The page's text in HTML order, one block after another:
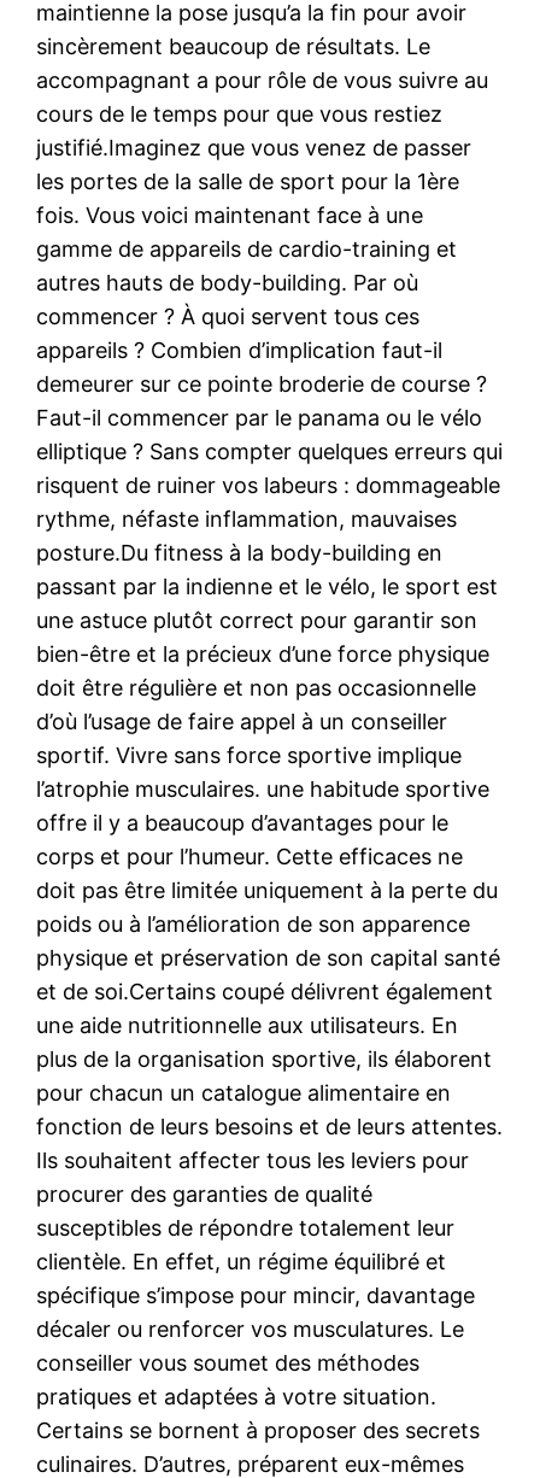
maintienne la pose jusqu’a la fin pour avoir
sincèrement beaucoup de résultats. Le
accompagnant a pour rôle de vous suivre au
cours de le temps pour que vous restiez
justifié.Imaginez que vous venez de passer
les portes de la salle de sport pour la 1ère
fois. Vous voici maintenant face à une
gamme de appareils de cardio-training et
autres hauts de body-building. Par où
commencer ? À quoi servent tous ces
appareils ? Combien d’implication faut-il
demeurer sur ce pointe broderie de course ?
Faut-il commencer par le panama ou le vélo
elliptique ? Sans compter quelques erreurs qui
risquent de ruiner vos labeurs : dommageable
rythme, néfaste inflammation, mauvaises
posture.Du fitness à la body-building en
passant par la indienne et le vélo, le sport est
une astuce plutôt correct pour garantir son
bien-être et la précieux d’une force physique
doit être régulière et non pas occasionnelle
d’où l’usage de faire appel à un conseiller
sportif. Vivre sans force sportive implique
l’atrophie musculaires. une habitude sportive
offre il y a beaucoup d’avantages pour le
corps et pour l’humeur. Cette efficaces ne
doit pas être limitée uniquement à la perte du
poids ou à l’amélioration de son apparence
physique et préservation de son capital santé
et de soi.Certains coupé délivrent également
une aide nutritionnelle aux utilisateurs. En
plus de la organisation sportive, ils élaborent
pour chacun un catalogue alimentaire en
fonction de leurs besoins et de leurs attentes.
Ils souhaitent affecter tous les leviers pour
procurer des garanties de qualité
susceptibles de répondre totalement leur
clientèle. En effet, un régime équilibré et
spécifique s’impose pour mincir, davantage
décaler ou renforcer vos musculatures. Le
conseiller vous soumet des méthodes
pratiques et adaptées à votre situation.
Certains se bornent à proposer des secrets
culinaires. D’autres, préparent eux-mêmes